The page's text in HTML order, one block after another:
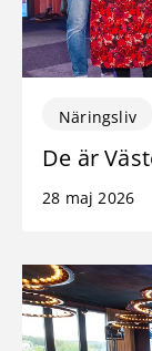
Näringsliv
De är
28 maj 2026